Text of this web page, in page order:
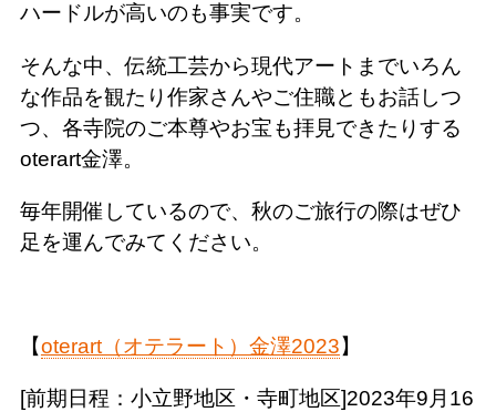
ハードルが高いのも事実です。
そんな中、伝統工芸から現代アートまでいろん
な作品を観たり作家さんやご住職ともお話しつ
つ、各寺院のご本尊やお宝も拝見できたりする
oterart金澤。
毎年開催しているので、秋のご旅行の際はぜひ
足を運んでみてください。
【oterart（オテラート）金澤2023】
[前期日程：小立野地区・寺町地区]2023年9月16